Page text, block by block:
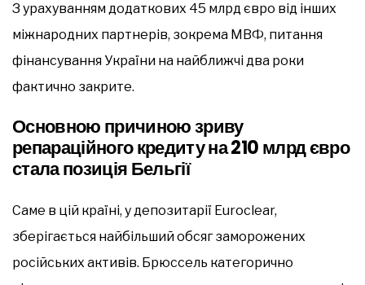
З урахуванням додаткових 45 млрд євро від інших
міжнародних партнерів, зокрема МВФ, питання
фінансування України на найближчі два роки
фактично закрите.
Основною причиною зриву
репараційного кредиту на 210 млрд євро
стала позиція Бельгії
Саме в цій країні, у депозитарії Euroclear,
зберігається найбільший обсяг заморожених
російських активів. Брюссель категорично